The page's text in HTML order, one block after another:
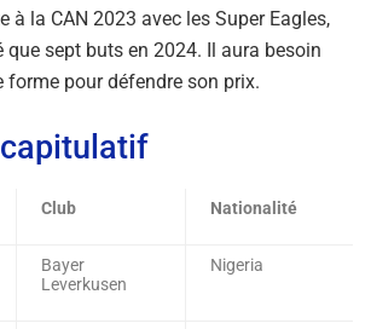
à la CAN 2023 avec les Super Eagles,
que sept buts en 2024. Il aura besoin
forme pour défendre son prix.
Club Nationalité
Bayer
Leverkusen
Nigeria